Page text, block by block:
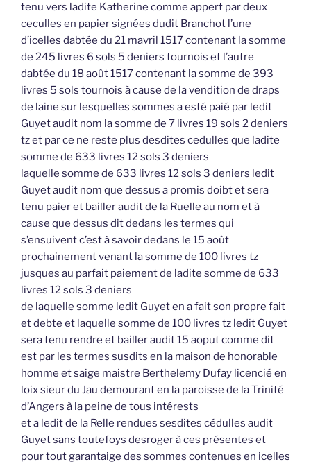
tenu vers ladite Katherine comme appert par deux
ceculles en papier signées dudit Branchot l’une
d’icelles dabtée du 21 mavril 1517 contenant la somme
de 245 livres 6 sols 5 deniers tournois et l’autre
dabtée du 18 août 1517 contenant la somme de 393
livres 5 sols tournois à cause de la vendition de draps
de laine sur lesquelles sommes a esté paié par ledit
Guyet audit nom la somme de 7 livres 19 sols 2 deniers
tz et par ce ne reste plus desdites cedulles que ladite
somme de 633 livres 12 sols 3 deniers
laquelle somme de 633 livres 12 sols 3 deniers ledit
Guyet audit nom que dessus a promis doibt et sera
tenu paier et bailler audit de la Ruelle au nom et à
cause que dessus dit dedans les termes qui
s’ensuivent c’est à savoir dedans le 15 août
prochainement venant la somme de 100 livres tz
jusques au parfait paiement de ladite somme de 633
livres 12 sols 3 deniers
de laquelle somme ledit Guyet en a fait son propre fait
et debte et laquelle somme de 100 livres tz ledit Guyet
sera tenu rendre et bailler audit 15 aoput comme dit
est par les termes susdits en la maison de honorable
homme et saige maistre Berthelemy Dufay licencié en
loix sieur du Jau demourant en la paroisse de la Trinité
d’Angers à la peine de tous intérests
et a ledit de la Relle rendues sesdites cédulles audit
Guyet sans toutefoys desroger à ces présentes et
pour tout garantaige des sommes contenues en icelles